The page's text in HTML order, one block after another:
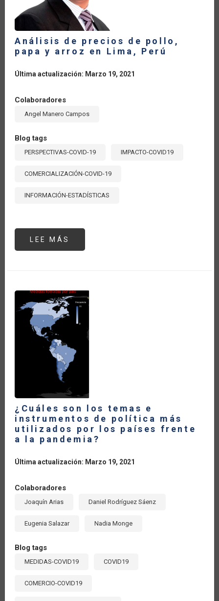
Análisis de precios de pollo,
papa y arroz en Lima, Perú
Última actualización: Marzo 19, 2021
Colaboradores
Angel Manero Campos
Blog tags
PERSPECTIVAS-COVID-19 IMPACTO-COVID19
COMERCIALIZACIÓN-COVID-19
INFORMACIÓN-ESTADÍSTICAS
LEE MÁS
DE
ARROZ
EN
LIMA,
PERÚ
¿Cuáles son los temas e
instrumentos de política más
utilizados por los países frente
a la pandemia?
Última actualización: Marzo 19, 2021
Colaboradores
Joaquín Arias Daniel Rodríguez Sáenz
Eugenia Salazar Nadia Monge
Blog tags
MEDIDAS-COVID19 COVID19
COMERCIO-COVID19